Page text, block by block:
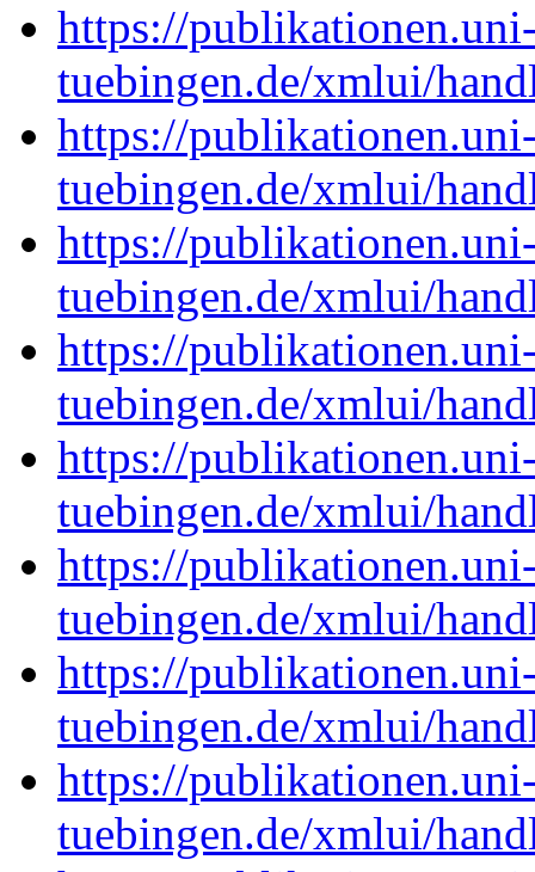
https://
tuebingen.de/xmlui/
https://
tuebingen.de/xmlui/
https://
tuebingen.de/xmlui/
https://
tuebingen.de/xmlui/
https://
tuebingen.de/xmlui/
https://
tuebingen.de/xmlui/
https://
tuebingen.de/xmlui/
https://
tuebingen.de/xmlui/